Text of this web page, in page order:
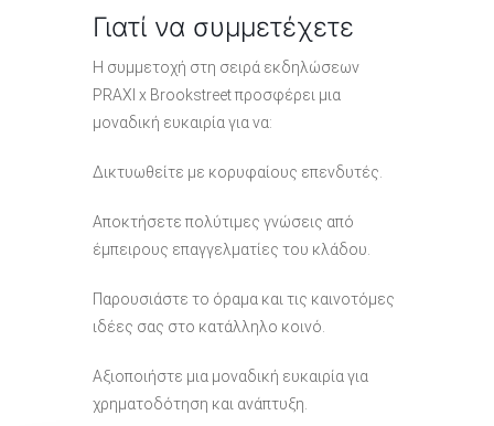
Γιατί να συμμετέχετε
Η συμμετοχή στη σειρά εκδηλώσεων
PRAXI x Brookstreet προσφέρει μια
μοναδική ευκαιρία για να:
Δικτυωθείτε με κορυφαίους επενδυτές.
Αποκτήσετε πολύτιμες γνώσεις από
έμπειρους επαγγελματίες του κλάδου.
Παρουσιάστε το όραμα και τις καινοτόμες
ιδέες σας στο κατάλληλο κοινό.
Αξιοποιήστε μια μοναδική ευκαιρία για
χρηματοδότηση και ανάπτυξη.